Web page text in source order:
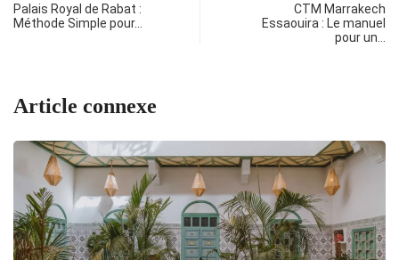
Palais Royal de Rabat :
Méthode Simple pour…
CTM Marrakech
Essaouira : Le manuel
pour un…
Article connexe